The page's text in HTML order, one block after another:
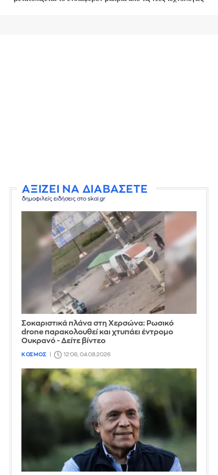
ΑΞΙΖΕΙ ΝΑ ΔΙΑΒΑΣΕΤΕ
δημοφιλείς ειδήσεις στο skai.gr
Σοκαριστικά πλάνα στη Χερσώνα: Ρωσικό
drone παρακολουθεί και χτυπάει έντρομο
Ουκρανό - Δείτε βίντεο
ΚΟΣΜΟΣ 12:06, 04.08.2026